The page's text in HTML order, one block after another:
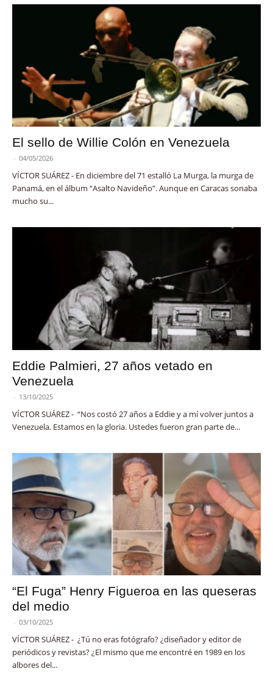
El sello de Willie Colón en Venezuela
- 04/05/2026
VÍCTOR SUÁREZ - En diciembre del 71 estalló La Murga, la murga de
Panamá, en el álbum “Asalto Navideño”. Aunque en Caracas sonaba
mucho su...
Eddie Palmieri, 27 años vetado en
Venezuela
- 13/10/2025
VÍCTOR SUÁREZ - “Nos costó 27 años a Eddie y a mí volver juntos a
Venezuela. Estamos en la gloria. Ustedes fueron gran parte de...
“El Fuga” Henry Figueroa en las queseras
del medio
- 03/10/2025
VÍCTOR SUÁREZ - ¿Tú no eras fotógrafo? ¿diseñador y editor de
periódicos y revistas? ¿El mismo que me encontré en 1989 en los
albores del...